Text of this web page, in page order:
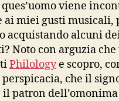
viene
ai miei gusti musicali,
acquistando alcuni
Noto con arguzia
Philologye scopro,
che il
il patron dell’omonima